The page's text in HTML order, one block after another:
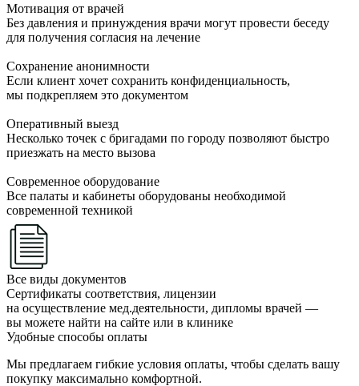
Мотивация от врачей
Без давления и принуждения врачи могут провести беседу
для получения согласия на лечение
Сохранение анонимности
Если клиент хочет сохранить конфиденциальность,
мы подкрепляем это документом
Оперативный выезд
Несколько точек с бригадами по городу позволяют быстро
приезжать на место вызова
Современное оборудование
Все палаты и кабинеты оборудованы необходимой
современной техникой
Все виды документов
Сертификаты соответствия, лицензии
на осуществление мед.деятельности, дипломы врачей —
вы можете найти на сайте или в клинике
Удобные способы оплаты
Мы предлагаем гибкие условия оплаты, чтобы сделать вашу
покупку максимально комфортной.